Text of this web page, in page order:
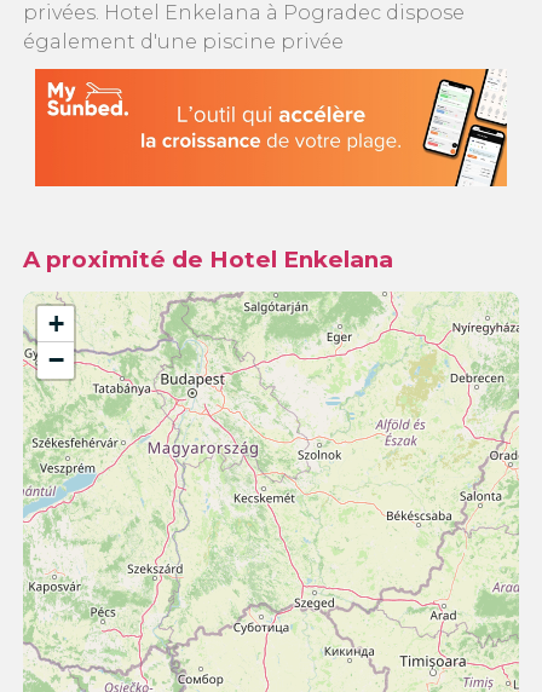
privées. Hotel Enkelana à Pogradec dispose
également d'une piscine privée
A proximité de Hotel Enkelana
+
−